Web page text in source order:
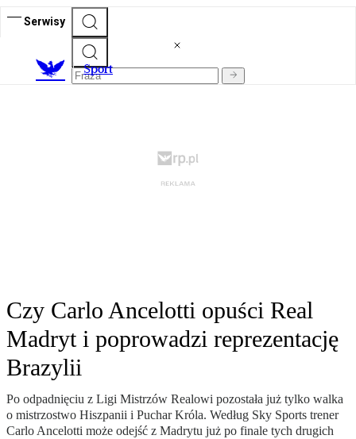
Serwisy
Sport
Czy Carlo Ancelotti opuści Real
Madryt i poprowadzi reprezentację
Brazylii
Po odpadnięciu z Ligi Mistrzów Realowi pozostała już tylko walka
o mistrzostwo Hiszpanii i Puchar Króla. Według Sky Sports trener
Carlo Ancelotti może odejść z Madrytu już po finale tych drugich